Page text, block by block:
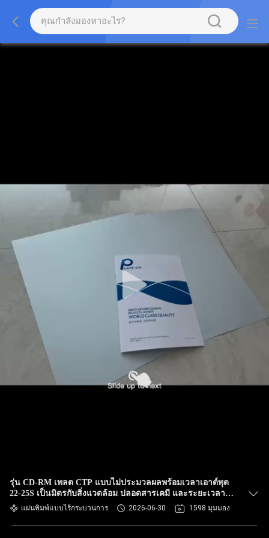
รุ่น CD-RM เพลต CTP แบบไม่ประมวลผลพร้อมเวลาเอาต์พุต
22-25S เป็นมิตรกับสิ่งแวดล้อม ปลอดสารเคมี และระยะเวลาใช้
งานได้ 20 เดือน
แผ่นพิมพ์แบบไร้กระบวนการ 2026-06-30 1598 มุมมอง